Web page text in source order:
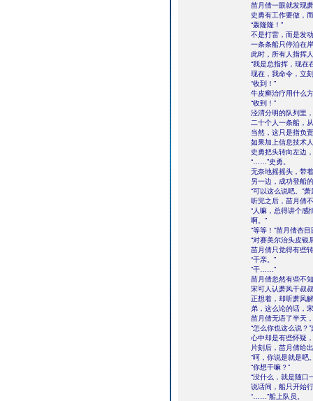
苗月倩一眼就发现
史勇有工作要做，
“轰隆隆！”
不是打雷，而是发
一条条船只停泊在
此时，所有人指挥
“我是总指挥，现在
现在，我命令，立
“收到！”
牛皮癣治疗用什么
“收到！”
泾渭分明的队列里
二十个人一条船，
当然，这只是指负
如果加上信息技术
史勇把头转向左边
“……”史勇。
无奈地摇摇头，带
另一边，成功登船
“可以这么说吧。”
听完之后，苗月倩
“人嘛，总得讲个感
啊。”
“等等！”苗月倩杏
“对赛美尔治头皮银
苗月倩只觉得有些
“干亲。”
“干……”
苗月倩忽然有些不
宋可人认萧风干叔
正想着，却听萧风
弟，这么论的话，
苗月倩无语了半天
“怎么你也这么说？
心中却是有些怀疑
片刻后，苗月倩给
“呵，你说是就是吧
“你想干嘛？”
“没什么，就是随口
说话间，船只开始
“……”船上队员。